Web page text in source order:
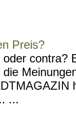
Preis?
contra?
...